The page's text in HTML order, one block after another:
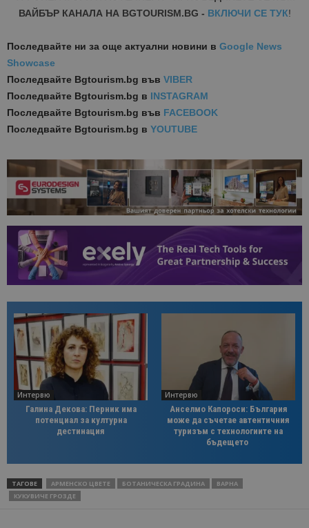
ВАЙБЪР КАНАЛА НА BGTOURISM.BG - ВКЛЮЧИ СЕ ТУК!
Последвайте ни за още актуални новини в Google News
Showcase
Последвайте Bgtourism.bg във VIBER
Последвайте Bgtourism.bg в INSTAGRAM
Последвайте Bgtourism.bg във FACEBOOK
Последвайте Bgtourism.bg в YOUTUBE
Интервю
Галина Декова: Перник има
потенциал за културна
дестинация
Интервю
Анселмо Капороси: България
може да съчетае автентичния
туризъм с технологиите на
бъдещето
ТАГОВЕ АРМЕНСКО ЦВЕТЕ БОТАНИЧЕСКА ГРАДИНА
ВАРНА
КУКУВИЧЕ ГРОЗДЕ